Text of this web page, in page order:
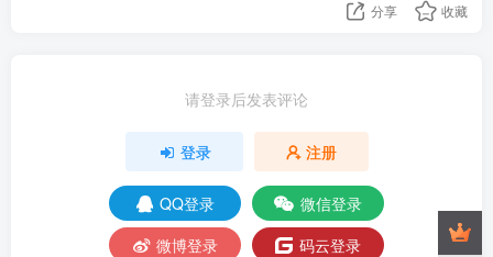
分享 收藏
请登录后发表评论
登录 注册
QQ登录
微信登录
微博登录
码云登录